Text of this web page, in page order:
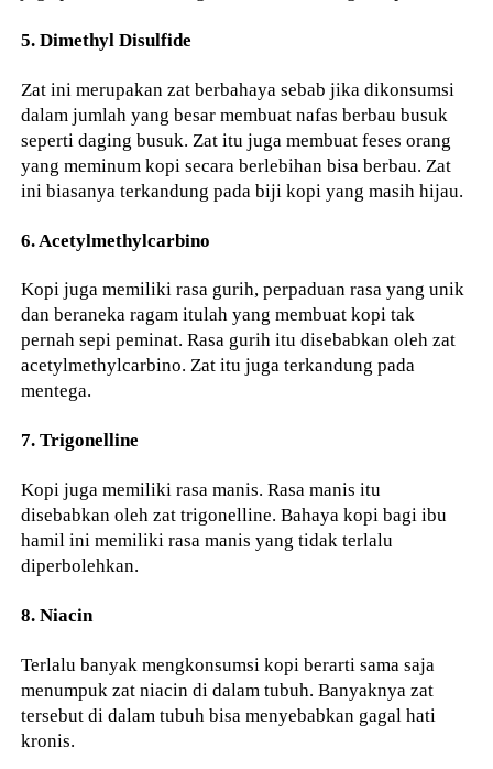
5. Dimethyl Disulfide
Zat ini merupakan zat berbahaya sebab jika dikonsumsi
dalam jumlah yang besar membuat nafas berbau busuk
seperti daging busuk. Zat itu juga membuat feses orang
yang meminum kopi secara berlebihan bisa berbau. Zat
ini biasanya terkandung pada biji kopi yang masih hijau.
6. Acetylmethylcarbino
Kopi juga memiliki rasa gurih, perpaduan rasa yang unik
dan beraneka ragam itulah yang membuat kopi tak
pernah sepi peminat. Rasa gurih itu disebabkan oleh zat
acetylmethylcarbino. Zat itu juga terkandung pada
mentega.
7. Trigonelline
Kopi juga memiliki rasa manis. Rasa manis itu
disebabkan oleh zat trigonelline. Bahaya kopi bagi ibu
hamil ini memiliki rasa manis yang tidak terlalu
diperbolehkan.
8. Niacin
Terlalu banyak mengkonsumsi kopi berarti sama saja
menumpuk zat niacin di dalam tubuh. Banyaknya zat
tersebut di dalam tubuh bisa menyebabkan gagal hati
kronis.